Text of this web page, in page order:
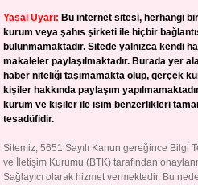
Yasal Uyarı: Bu internet sitesi, herhangi
kurum veya şahıs şirketi ile hiçbir
bulunmamaktadır. Sitede yalnızca kendi
makaleler paylaşılmaktadır. Burada yer
haber niteliği taşımamakta olup, gerçek
kişiler hakkında paylaşım
kurum ve kişiler ile isim benzerlikleri
tesadüfidir.
Sitemiz, 5651 Sayılı Kanun gereğince Bilgi
ve İletişim Kurumu (BTK) tarafından
Sağlayıcı olarak hizmet vermektedir. Bu